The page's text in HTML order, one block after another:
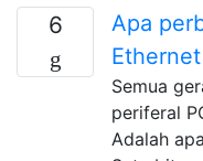
6
Apa
Semua
periferal
Adalah